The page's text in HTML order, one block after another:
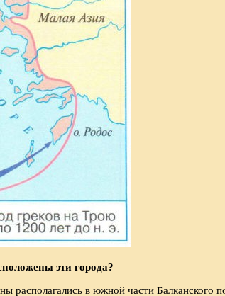
эти города?
в южной части Балканского